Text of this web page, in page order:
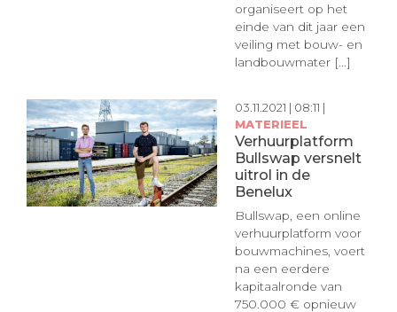
organiseert op het
einde van dit jaar een
veiling met bouw- en
landbouwmater [...]
03.11.2021 | 08:11 |
MATERIEEL
Verhuurplatform
Bullswap versnelt
uitrol in de
Benelux
Bullswap, een online
verhuurplatform voor
bouwmachines, voert
na een eerdere
kapitaalronde van
750.000 € opnieuw